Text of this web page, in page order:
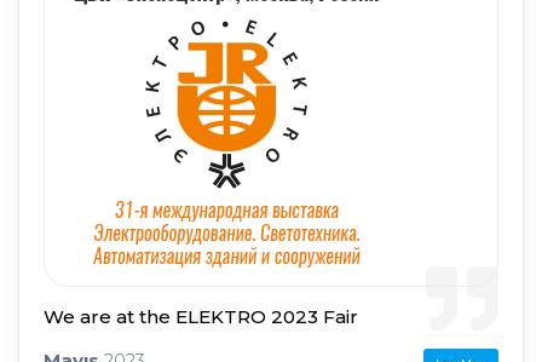
We are at the ELEKTRO 2023 Fair